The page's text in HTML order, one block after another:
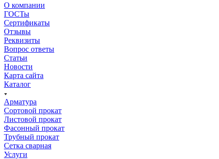
О компании
ГОСТы
Сертификаты
Отзывы
Реквизиты
Вопрос ответы
Статьи
Новости
Карта сайта
Каталог
Арматура
Сортовой прокат
Листовой прокат
Фасонный прокат
Трубный прокат
Сетка сварная
Услуги